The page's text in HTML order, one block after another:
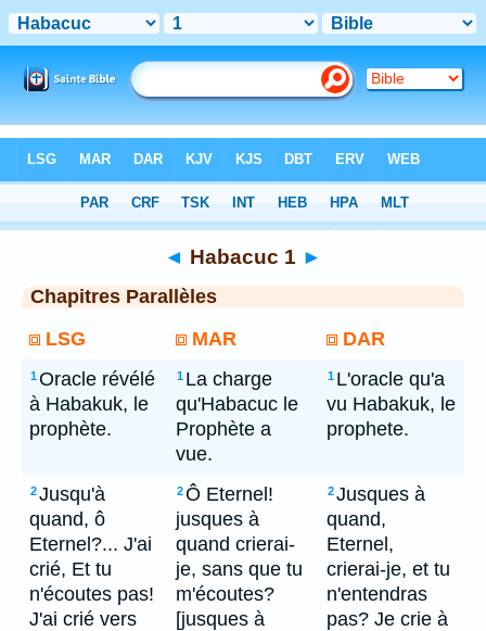
◄ Habacuc 1 ►
Chapitres Parallèles
LSG
MAR DAR
1Oracle révélé
à Habakuk, le
prophète.
1 La charge
qu'Habacuc le
Prophète a
vue.
1 L'oracle qu'a
vu Habakuk, le
prophete.
2Jusqu'à
quand, ô
Eternel?... J'ai
crié, Et tu
n'écoutes pas!
J'ai crié vers
2Ô Eternel!
jusques à
quand crierai-
je, sans que tu
m'écoutes?
[jusques à
2Jusques à
quand,
Eternel,
crierai-je, et tu
n'entendras
pas? Je crie à